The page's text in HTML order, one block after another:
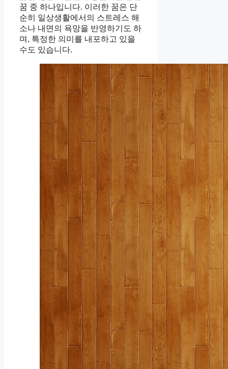
꿈 중 하나입니다. 이러한 꿈은 단
순히 일상생활에서의 스트레스 해
소나 내면의 욕망을 반영하기도 하
며, 특정한 의미를 내포하고 있을
수도 있습니다.